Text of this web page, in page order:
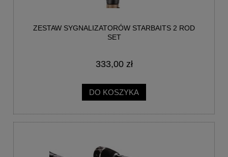
ZESTAW SYGNALIZATORÓW STARBAITS 2 ROD
SET
333,00 zł
DO KOSZYKA